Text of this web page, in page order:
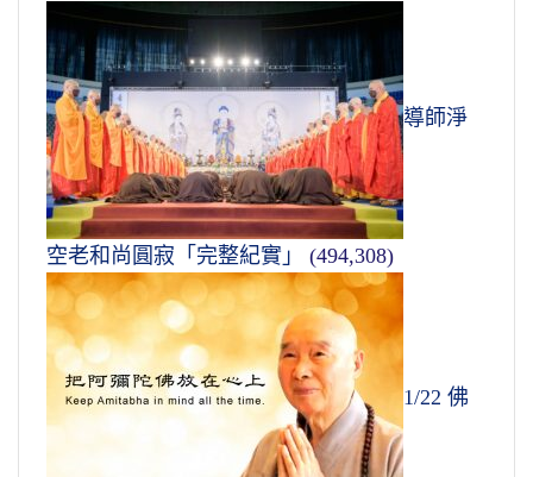
導師淨
空老和尚圓寂「完整紀實」 (494,308)
1/22 佛